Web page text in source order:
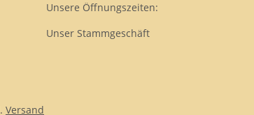
Unsere Öffnungszeiten:
Unser Stammgeschäft
Versand